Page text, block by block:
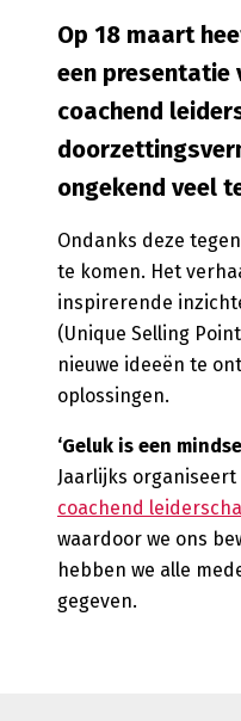
Op 18 maart
een presentatie
coachend
ongekend veel
Ondanks deze
te komen. Het
inspirerende
(Unique Selling
nieuwe ideeën te
oplossingen.
‘Geluk is een
Jaarlijks
coachend
waardoor we ons
hebben we alle
gegeven.